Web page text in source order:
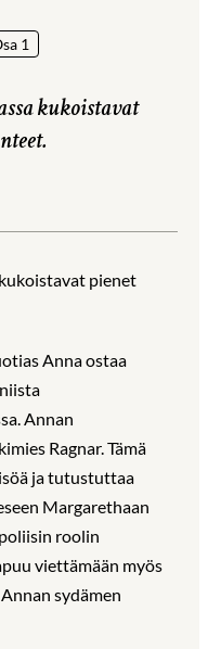
1
kukoistavat
pienet
Anna ostaa
Annan
Ragnar. Tämä
ja tutustuttaa
Margarethaan
roolin
viettämään myös
sydämen